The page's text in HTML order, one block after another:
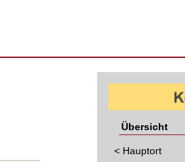
Übersicht
< Hauptort